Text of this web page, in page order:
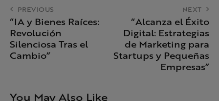
PREVIOUS
“IA y Bienes Raíces:
Revolución
Silenciosa Tras el
Cambio”
NEXT
“Alcanza el Éxito
Digital: Estrategias
de Marketing para
Startups y Pequeñas
Empresas”
You May Also Like